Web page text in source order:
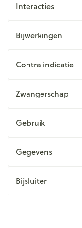
Interacties
Bijwerkingen
Contra indicatie
Zwangerschap
Gebruik
Gegevens
Bijsluiter